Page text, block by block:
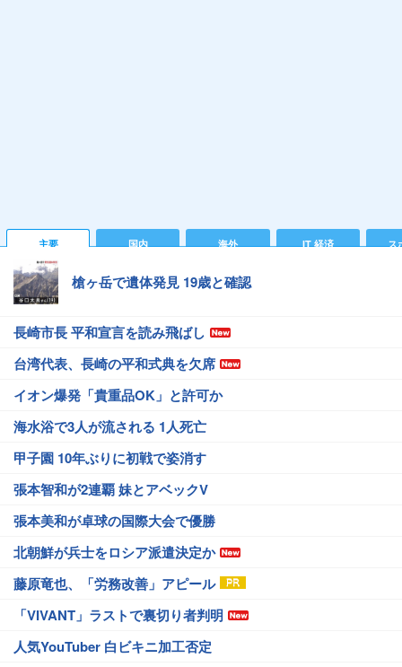
主要 国内 海外 IT 経済 ス
槍ヶ岳で遺体発見 19歳と確認
長崎市長 平和宣言を読み飛ばし
台湾代表、長崎の平和式典を欠席
イオン爆発「貴重品OK」と許可か
海水浴で3人が流される 1人死亡
甲子園 10年ぶりに初戦で姿消す
張本智和が2連覇 妹とアベックV
張本美和が卓球の国際大会で優勝
北朝鮮が兵士をロシア派遣決定か
藤原竜也、「労務改善」アピール
「VIVANT」ラストで裏切り者判明
人気YouTuber 白ビキニ加工否定